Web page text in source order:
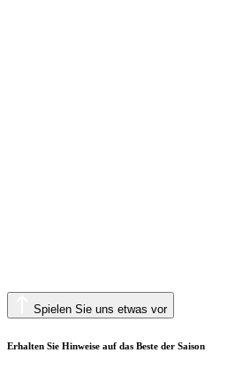
Spielen Sie uns etwas vor
Erhalten Sie Hinweise auf das Beste der Saison